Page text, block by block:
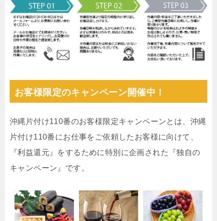
お客様限定のキャンペーン開催中！
沖縄片付け110番のお客様限定キャンペーンとは、沖縄
片付け110番にお仕事をご依頼したお客様に向けて、
『利益還元』をするために特別に企画された『独自の
キャンペーン』です。